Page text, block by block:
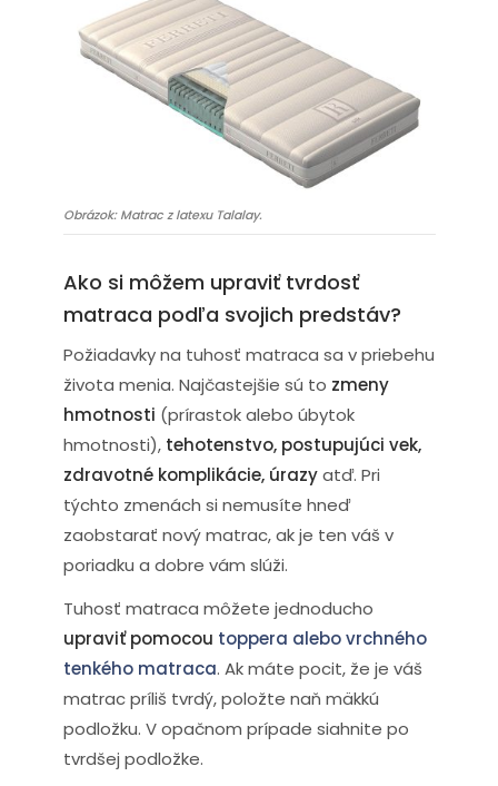
Obrázok: Matrac z latexu Talalay.
Ako si môžem upraviť tvrdosť
matraca podľa svojich predstáv?
Požiadavky na tuhosť matraca sa v priebehu
života menia. Najčastejšie sú to zmeny
hmotnosti (prírastok alebo úbytok
hmotnosti), tehotenstvo, postupujúci vek,
zdravotné komplikácie, úrazyatď. Pri
týchto zmenách si nemusíte hneď
zaobstarať nový matrac, ak je ten váš v
poriadku a dobre vám slúži.
Tuhosť matraca môžete jednoducho
upraviť pomocou toppera alebo vrchného
tenkého matraca. Ak máte pocit, že je váš
matrac príliš tvrdý, položte naň mäkkú
podložku. V opačnom prípade siahnite po
tvrdšej podložke.